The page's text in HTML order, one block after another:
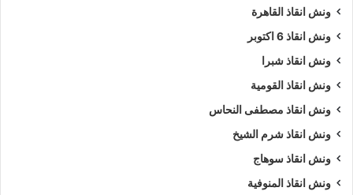
ونش انقاذ القاهرة
ونش انقاذ 6 اكتوبر
ونش انقاذ شبرا
ونش انقاذ القومية
ونش انقاذ مصطفى النحاس
ونش انقاذ شرم الشيخ
ونش انقاذ سوهاج
ونش انقاذ المنوفية